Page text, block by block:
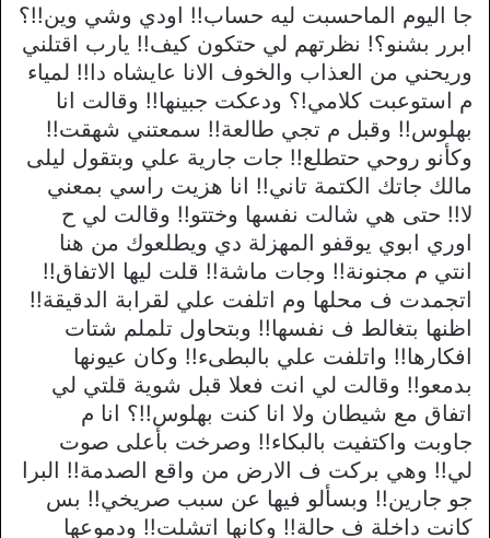
جا اليوم الماحسبت ليه حساب!! اودي وشي وين!!؟
ابرر بشنو؟! نظرتهم لي حتكون كيف!! يارب اقتلني
وريحني من العذاب والخوف الانا عايشاه دا!! لمياء
م استوعبت كلامي!؟ ودعكت جبينها!! وقالت انا
بهلوس!! وقبل م تجي طالعة!! سمعتني شهقت!!
وكأنو روحي حتطلع!! جات جارية علي وبتقول ليلى
مالك جاتك الكتمة تاني!! انا هزيت راسي بمعني
لا!! حتى هي شالت نفسها وختتو!! وقالت لي ح
اوري ابوي يوقفو المهزلة دي ويطلعوك من هنا
انتي م مجنونة!! وجات ماشة!! قلت ليها الاتفاق!!
اتجمدت ف محلها وم اتلفت علي لقرابة الدقيقة!!
اظنها بتغالط ف نفسها!! وبتحاول تلملم شتات
افكارها!! واتلفت علي بالبطىء!! وكان عيونها
بدمعو!! وقالت لي انت فعلا قبل شوية قلتي لي
اتفاق مع شيطان ولا انا كنت بهلوس!!؟ انا م
جاوبت واكتفيت بالبكاء!! وصرخت بأعلى صوت
لي!! وهي بركت ف الارض من واقع الصدمة!! البرا
جو جارين!! وبسألو فيها عن سبب صريخي!! بس
كانت داخلة ف حالة!! وكانها اتشلت!! ودموعها